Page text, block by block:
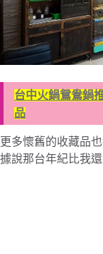
台中火鍋鴛鴦鍋
品
更多懷舊的收藏品
據說那台年紀比我